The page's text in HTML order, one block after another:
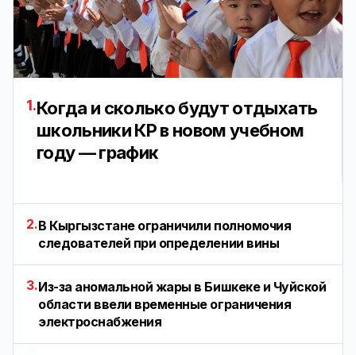
1.Когда и сколько будут отдыхать
школьники КР в новом учебном
году — график
2.В Кыргызстане ограничили полномочия
следователей при определении вины
3.Из-за аномальной жары в Бишкеке и Чуйской
области ввели временные ограничения
электроснабжения